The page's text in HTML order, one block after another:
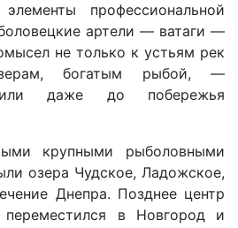
профессиональной
артели — ватаги —
не только к устьям рек
богатым рыбой, —
даже до побережья
крупными рыболовными
озера Чудское, Ладожское,
Днепра. Позднее центр
в Новгород и